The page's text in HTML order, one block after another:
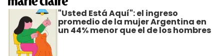
"Usted Está Aquí": el ingreso
promedio de la mujer Argentina en
un 44% menor que el de los hombres